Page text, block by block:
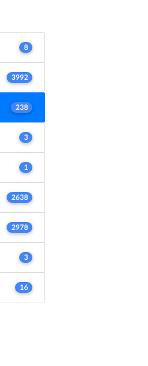
8
3992
238
3
1
2638
2978
3
16